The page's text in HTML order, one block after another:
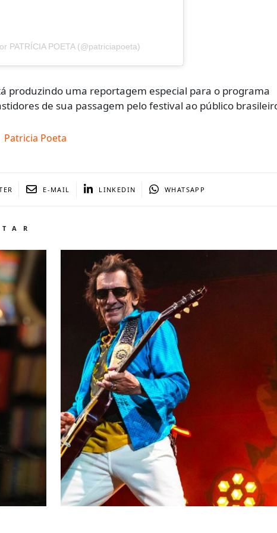
PATRÍCIA POETA (@patriciapoeta)
produzindo uma reportagem especial para o programa
de sua passagem pelo festival ao público
Patricia Poeta
E-MAIL LINKEDIN WHATSAPP